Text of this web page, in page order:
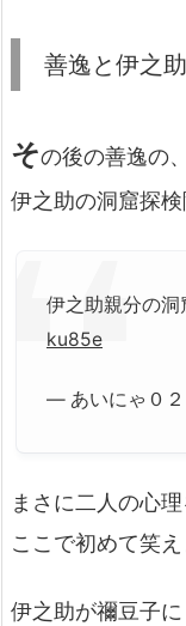
善逸と伊之
その後の善逸の
伊之助の洞窟探検
伊之助親分の洞
ku85e
— あいにゃ０
まさに二人の心
ここで初めて笑
伊之助が禰豆子